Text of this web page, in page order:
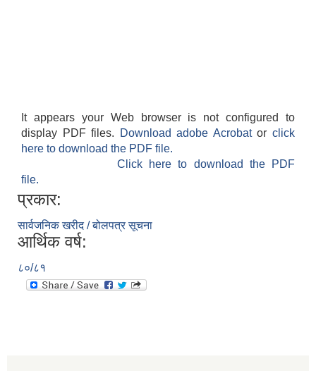
It appears your Web browser is not configured to
display PDF files.
Download adobe Acrobatorclick
here to download the PDF file.
Click here to download the PDF
file.
प्रकार:
सार्वजनिक खरीद / बोलपत्र सूचना
आर्थिक वर्ष:
८०/८१